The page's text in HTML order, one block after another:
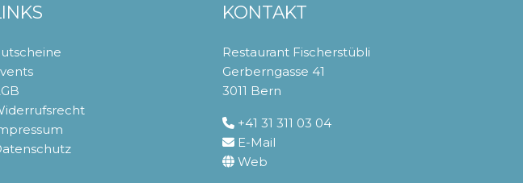
KONTAKT
Restaurant Fischerstübli
Gerberngasse 41
3011 Bern
+41 31 311 03 04
E-Mail
Web